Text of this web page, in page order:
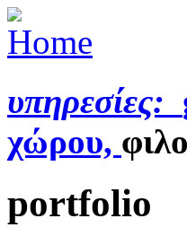
υπηρεσίες:
χώρου,
portfolio